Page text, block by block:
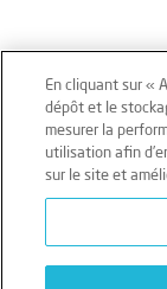
Mentions légales
Données
Données
En cliquant sur «
dépôt et le
mesurer la
utilisation afin
sur le site et